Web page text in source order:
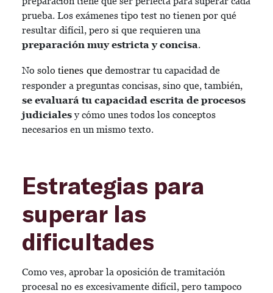
prueba. Los exámenes tipo test no tienen por qué
resultar difícil, pero si que requieren una
preparación muy estricta y concisa.
No solo tienes que demostrar tu capacidad de
responder a preguntas concisas, sino que, también,
se evaluará tu capacidad escrita de procesos
judicialesy cómo unes todos los conceptos
necesarios en un mismo texto.
Estrategias para
superar las
dificultades
Como ves, aprobar la oposición de tramitación
procesal no es excesivamente difícil, pero tampoco